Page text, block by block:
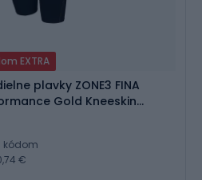
EXTRA
plavky ZONE3 FINA
Gold Kneeskin
kódom
€